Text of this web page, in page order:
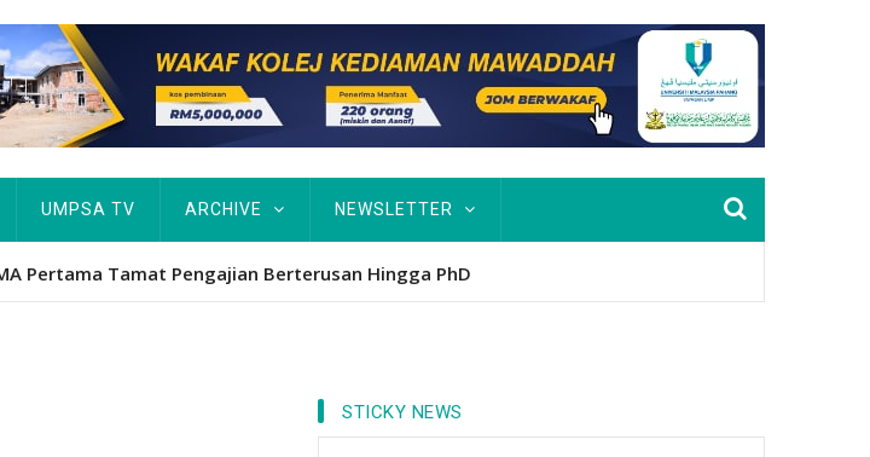
UMPSA TV ARCHIVE NEWSLETTER
Pertama Tamat Pengajian Berterusan Hingga PhD
STICKY NEWS